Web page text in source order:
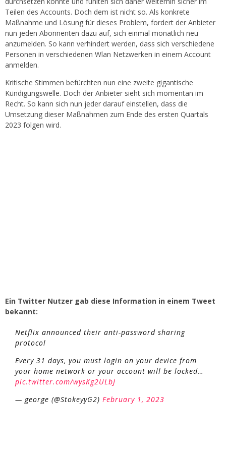
Teilen des Accounts. Doch dem ist nicht so. Als konkrete
Maßnahme und Lösung für dieses Problem, fordert der Anbieter
nun jeden Abonnenten dazu auf, sich einmal monatlich neu
anzumelden. So kann verhindert werden, dass sich verschiedene
Personen in verschiedenen Wlan Netzwerken in einem Account
anmelden.
Kritische Stimmen befürchten nun eine zweite gigantische
Kündigungswelle. Doch der Anbieter sieht sich momentan im
Recht. So kann sich nun jeder darauf einstellen, dass die
Umsetzung dieser Maßnahmen zum Ende des ersten Quartals
2023 folgen wird.
Ein Twitter Nutzer gab diese Information in einem Tweet
bekannt:
Netflix announced their anti-password sharing
protocol
Every 31 days, you must login on your device from
your home network or your account will be locked…
pic.twitter.com/wysKg2ULbJ
— george (@StokeyyG2) February 1, 2023